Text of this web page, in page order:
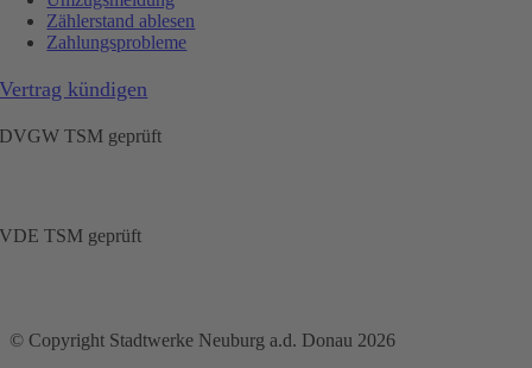
Zählerstand ablesen
Zahlungsprobleme
Vertrag kündigen
DVGW TSM geprüft
VDE TSM geprüft
© Copyright Stadtwerke Neuburg a.d. Donau 2026